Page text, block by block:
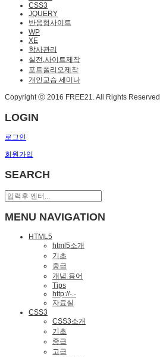
CSS3
JQUERY
반응형사이트
WP
XE
학사관리
실전.사이트제작
포트폴리오제작
개인교습.세미나
Copyright ⓒ 2016 FREE21. All Rights Reserved.
LOGIN
로그인
회원가입
SEARCH
MENU NAVIGATION
HTML5
html5소개
기초
중급
개념.용어
Tips
http://-.-
자료실
CSS3
CSS3소개
기초
중급
고급